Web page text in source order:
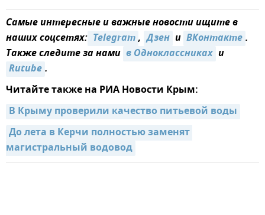
Самые интересные и важные новости ищите в
наших соцсетях: Telegram, Дзен и ВКонтакте.
Также следите за нами в Одноклассниках и
Rutube.
Читайте также на РИА Новости Крым:
В Крыму проверили качество питьевой воды
До лета в Керчи полностью заменят
магистральный водовод